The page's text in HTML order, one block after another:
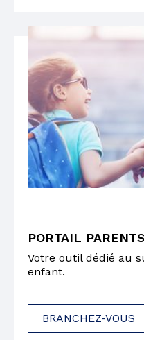
PORTAIL PARENTS
Votre outil dédié au
enfant.
BRANCHEZ-VOUS